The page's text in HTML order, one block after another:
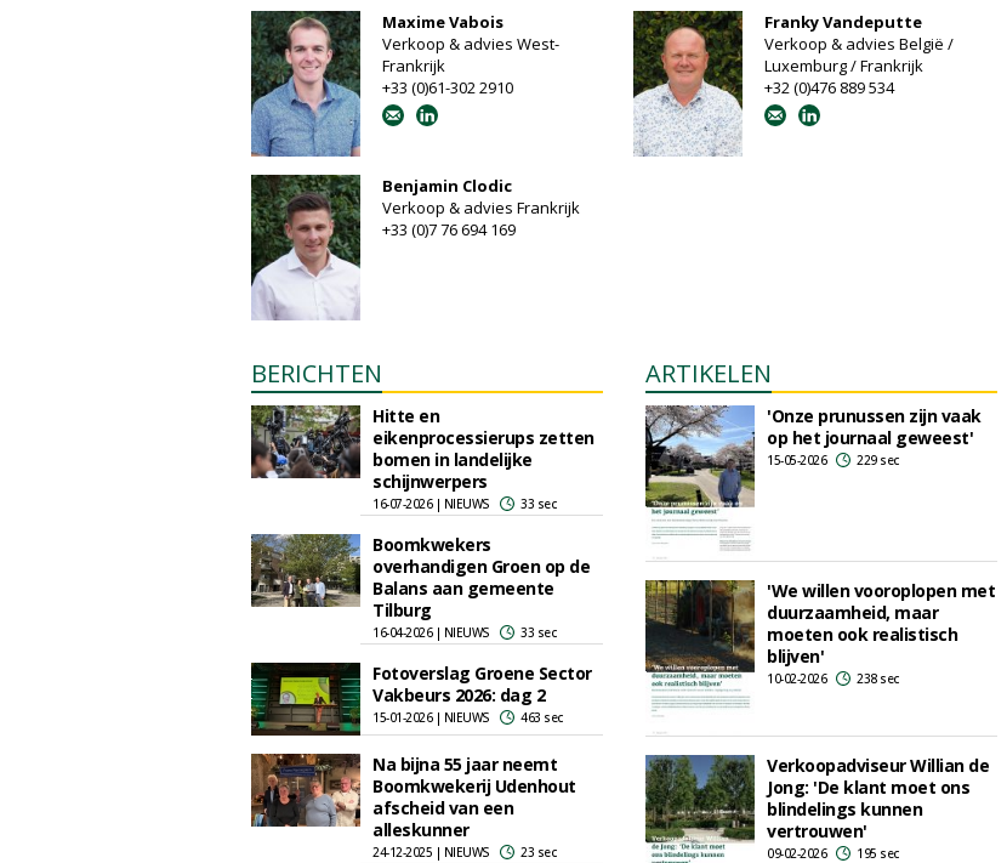
Maxime Vabois
Verkoop & advies West-
Frankrijk
+33 (0)61-302 2910
Franky Vandeputte
Verkoop & advies België /
Luxemburg / Frankrijk
+32 (0)476 889 534
Benjamin Clodic
Verkoop & advies Frankrijk
+33 (0)7 76 694 169
BERICHTEN
Hitte en
eikenprocessierups zetten
bomen in landelijke
schijnwerpers
16-07-2026 | NIEUWS 33 sec
Boomkwekers
overhandigen Groen op de
Balans aan gemeente
Tilburg
16-04-2026 | NIEUWS 33 sec
Fotoverslag Groene Sector
Vakbeurs 2026: dag 2
15-01-2026 | NIEUWS 463 sec
Na bijna 55 jaar neemt
Boomkwekerij Udenhout
afscheid van een
alleskunner
24-12-2025 | NIEUWS 23 sec
ARTIKELEN
'Onze prunussen zijn vaak
op het journaal geweest'
15-05-2026 229 sec
'We willen vooroplopen met
duurzaamheid, maar
moeten ook realistisch
blijven'
10-02-2026 238 sec
Verkoopadviseur Willian de
Jong: 'De klant moet ons
blindelings kunnen
vertrouwen'
09-02-2026 195 sec